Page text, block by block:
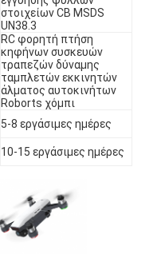
στοιχείων CB MSDS
UN38.3
RC φορητή πτήση
κηφήνων συσκευών
τραπεζών δύναμης
ταμπλετών εκκινητών
άλματος αυτοκινήτων
Roborts χόμπι
5-8 εργάσιμες ημέρες
10-15 εργάσιμες ημέρες